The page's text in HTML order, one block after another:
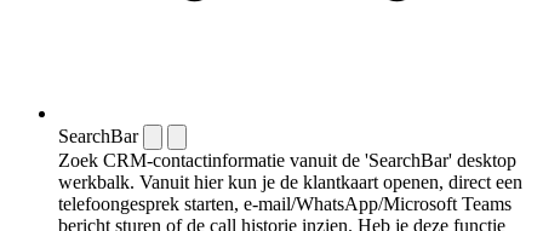
SearchBar
Zoek CRM-contactinformatie vanuit de 'SearchBar' desktop
werkbalk. Vanuit hier kun je de klantkaart openen, direct een
telefoongesprek starten, e-mail/WhatsApp/Microsoft Teams
bericht sturen of de call historie inzien. Heb je deze functie